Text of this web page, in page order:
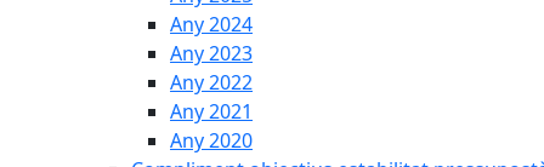
Any 2024
Any 2023
Any 2022
Any 2021
Any 2020